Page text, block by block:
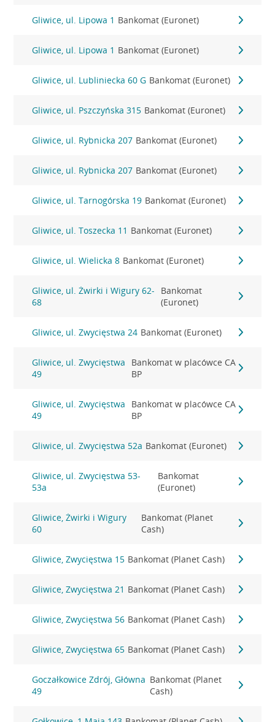
Gliwice, ul. Lipowa 1 Bankomat (Euronet)
Gliwice, ul. Lipowa 1 Bankomat (Euronet)
Gliwice, ul. Lubliniecka 60 G Bankomat (Euronet)
Gliwice, ul. Pszczyńska 315 Bankomat (Euronet)
Gliwice, ul. Rybnicka 207 Bankomat (Euronet)
Gliwice, ul. Rybnicka 207 Bankomat (Euronet)
Gliwice, ul. Tarnogórska 19 Bankomat (Euronet)
Gliwice, ul. Toszecka 11 Bankomat (Euronet)
Gliwice, ul. Wielicka 8 Bankomat (Euronet)
Gliwice, ul. Żwirki i Wigury 62-
68
Bankomat
(Euronet)
Gliwice, ul. Zwycięstwa 24 Bankomat (Euronet)
Gliwice, ul. Zwycięstwa
49
Bankomat w placówce CA
BP
Gliwice, ul. Zwycięstwa
49
Bankomat w placówce CA
BP
Gliwice, ul. Zwycięstwa 52a Bankomat (Euronet)
Gliwice, ul. Zwycięstwa 53-
53a
Bankomat
(Euronet)
Gliwice, Żwirki i Wigury
60
Bankomat (Planet
Cash)
Gliwice, Zwycięstwa 15 Bankomat (Planet Cash)
Gliwice, Zwycięstwa 21 Bankomat (Planet Cash)
Gliwice, Zwycięstwa 56 Bankomat (Planet Cash)
Gliwice, Zwycięstwa 65 Bankomat (Planet Cash)
Goczałkowice Zdrój, Główna
49
Bankomat (Planet
Cash)